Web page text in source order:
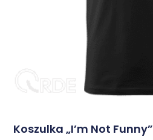
Koszulka „I’m Not Funny”